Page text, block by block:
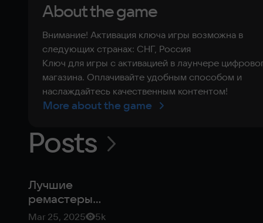
About the game
Внимание! Активация ключа игры возможна в
следующих странах: СНГ, Россия
Ключ для игры с активацией в лаунчере
магазина. Оплачивайте удобным способом и
наслаждайтесь качественным контентом!
More about the game
Posts
Лучшие
ремастеры
ретро-игр
Mar 25, 2025 5k